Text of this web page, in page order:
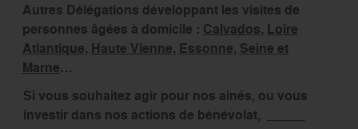
Autres Délégations développant les visites de
personnes âgées à domicile : Calvados, Loire
Atlantique, Haute Vienne, Essonne, Seine et
Marne…
Si vous souhaitez agir pour nos ainés, ou vous
investir dans nos actions de bénévolat,